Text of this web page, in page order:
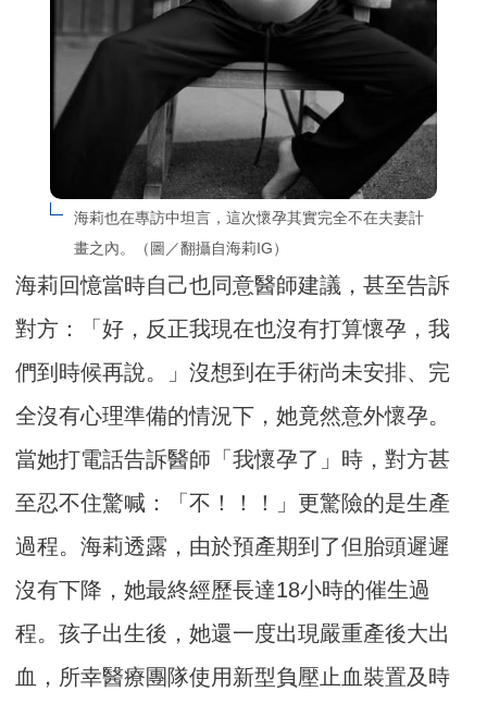
海莉也在專訪中坦言，這次懷孕其實完全不在夫妻計
畫之內。（圖／翻攝自海莉IG）
海莉回憶當時自己也同意醫師建議，甚至告訴
對方：「好，反正我現在也沒有打算懷孕，我
們到時候再說。」沒想到在手術尚未安排、完
全沒有心理準備的情況下，她竟然意外懷孕。
當她打電話告訴醫師「我懷孕了」時，對方甚
至忍不住驚喊：「不！！！」更驚險的是生產
過程。海莉透露，由於預產期到了但胎頭遲遲
沒有下降，她最終經歷長達18小時的催生過
程。孩子出生後，她還一度出現嚴重產後大出
血，所幸醫療團隊使用新型負壓止血裝置及時